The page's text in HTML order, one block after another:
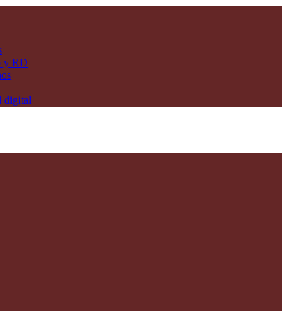
y RD
digital